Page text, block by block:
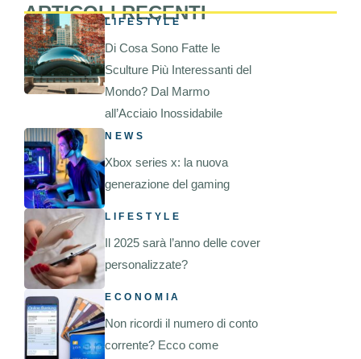
ARTICOLI RECENTI
LIFESTYLE
Di Cosa Sono Fatte le
Sculture Più Interessanti del
Mondo? Dal Marmo
all’Acciaio Inossidabile
NEWS
Xbox series x: la nuova
generazione del gaming
LIFESTYLE
Il 2025 sarà l’anno delle cover
personalizzate?
ECONOMIA
Non ricordi il numero di conto
corrente? Ecco come